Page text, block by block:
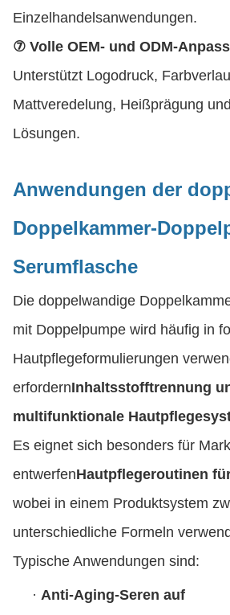
Einzelhandelsanwendungen.
⑦ Volle OEM- und ODM-
Unterstützt Logodruck,
Mattveredelung, Heißprägung
Lösungen.
Anwendungen der
Doppelkammer-
Serumflasche
Die doppelwandige
mit Doppelpumpe wird häufig in
Hautpflegeformulierungen
erfordernInhaltsstofftrennung
multifunktionale
Es eignet sich besonders für
entwerfenHautpflegeroutinen
wobei in einem Produktsystem
unterschiedliche Formeln
Typische Anwendungen sind:
· Anti-Aging-Seren auf